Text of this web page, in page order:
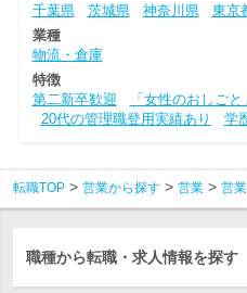
千葉県
茨城県 神奈川県 東京
業種
物流・倉庫
特徴
第二新卒歓迎
「女性のおしご
20代の管理職登用実績あり
学
転職TOP 営業から探す 営業 営
職種から転職・求人情報を探す